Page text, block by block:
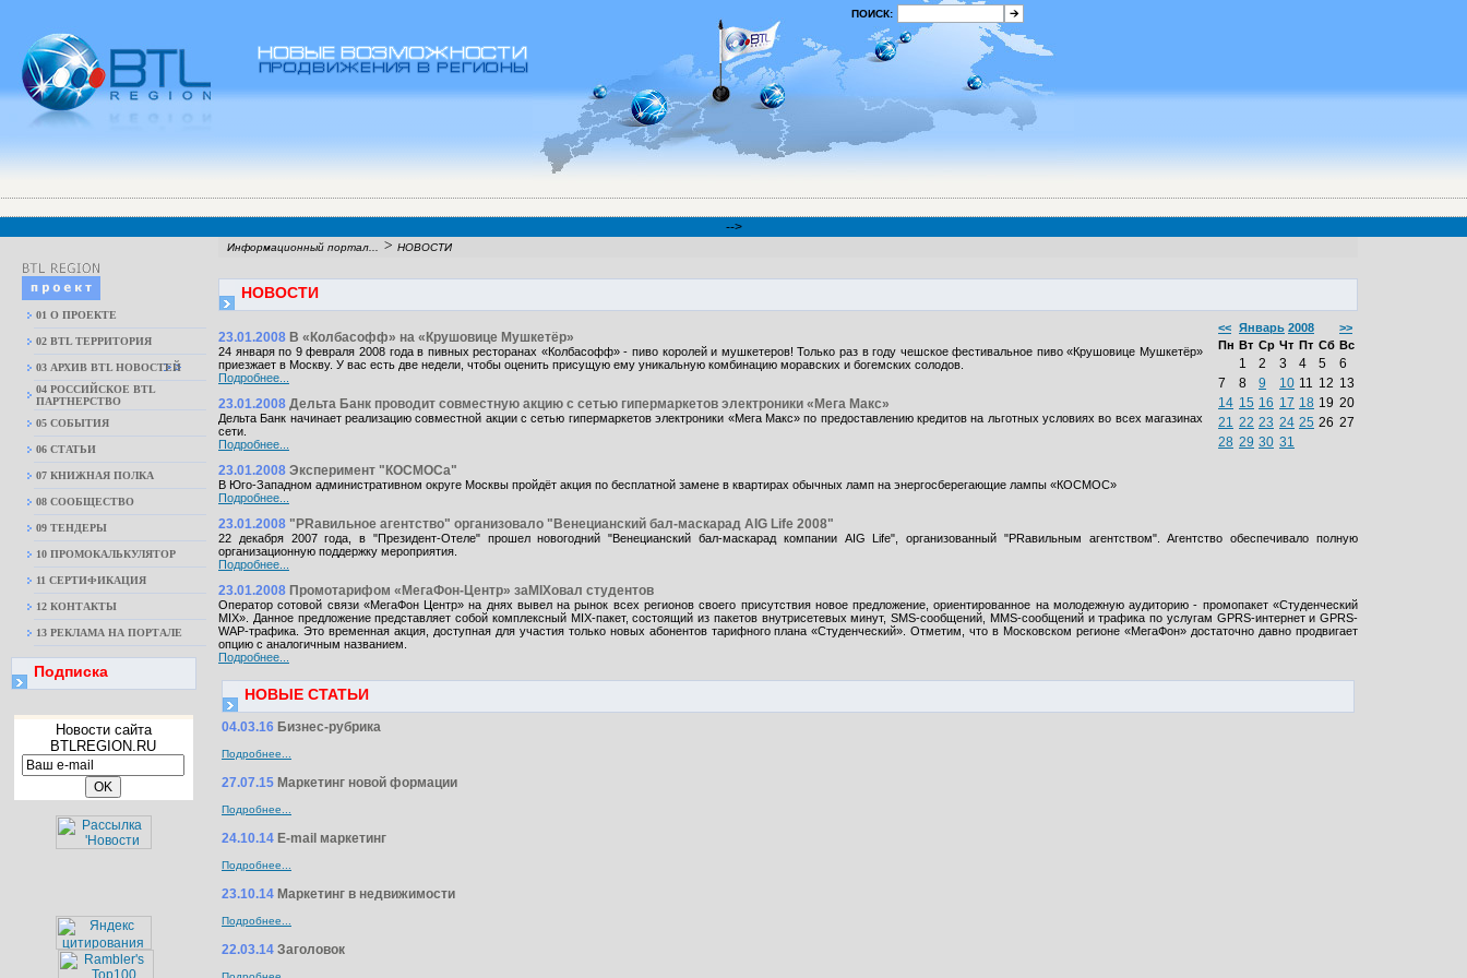
ПОИСК:
-->
Информационный портал... > НОВОСТИ
01 О ПРОЕКТЕ
02 BTL ТЕРРИТОРИЯ
03 АРХИВ BTL НОВОСТЕЙ
04 РОССИЙСКОЕ BTL
ПАРТНЕРСТВО
05 СОБЫТИЯ
06 СТАТЬИ
07 КНИЖНАЯ ПОЛКА
08 CООБЩЕСТВО
09 ТЕНДЕРЫ
10 ПРОМОКАЛЬКУЛЯТОР
11 СЕРТИФИКАЦИЯ
12 КОНТАКТЫ
13 РЕКЛАМА НА ПОРТАЛЕ
Подписка
Новости сайта
BTLREGION.RU
НОВОСТИ
<< Январь 2008
>>
Пн Вт Ср Чт Пт Сб Вс
1 2 3 4 5
6
7
8 9 10 11 12 13
14 15 16 17 18 19 20
21 22 23 24 25 26 27
28 29 30 31
23.01.2008 В «Колбасофф» на «Крушовице Мушкетёр»
24 января по 9 февраля 2008 года в пивных ресторанах «Колбасофф» - пиво королей и мушкетеров! Только раз в году чешское фестивальное пиво «Крушовице Мушкетёр»
приезжает в Москву. У вас есть две недели, чтобы оценить присущую ему уникальную комбинацию моравских и богемских солодов.
Подробнее...
23.01.2008 Дельта Банк проводит совместную акцию с сетью гипермаркетов электроники «Мега Макс»
Дельта Банк начинает реализацию совместной акции с сетью гипермаркетов электроники «Мега Макс» по предоставлению кредитов на льготных условиях во всех магазинах
сети.
Подробнее...
23.01.2008 Эксперимент "КОСМОСа"
В Юго-Западном административном округе Москвы пройдёт акция по бесплатной замене в квартирах обычных ламп на энергосберегающие лампы «КОСМОС»
Подробнее...
23.01.2008 "PRавильное агентство" организовало "Венецианский бал-маскарад AIG Life 2008"
22 декабря 2007 года, в "Президент-Отеле" прошел новогодний "Венецианский бал-маскарад компании AIG Life", организованный "PRавильным агентством". Агентство обеспечивало полную
организационную поддержку мероприятия.
Подробнее...
23.01.2008 Промотарифом «МегаФон-Центр» заMIXовал студентов
Оператор сотовой связи «МегаФон Центр» на днях вывел на рынок всех регионов своего присутствия новое предложение, ориентированное на молодежную аудиторию - промопакет «Студенческий
MIX». Данное предложение представляет собой комплексный MIX-пакет, состоящий из пакетов внутрисетевых минут, SMS-сообщений, MMS-сообщений и трафика по услугам GPRS-интернет и GPRS-
WAP-трафика. Это временная акция, доступная для участия только новых абонентов тарифного плана «Студенческий». Отметим, что в Московском регионе «МегаФон» достаточно давно продвигает
опцию с аналогичным названием.
Подробнее...
НОВЫЕ СТАТЬИ
04.03.16 Бизнес-рубрика
Подробнее...
27.07.15 Маркетинг новой формации
Подробнее...
24.10.14 E-mail маркетинг
Подробнее...
23.10.14 Маркетинг в недвижимости
Подробнее...
22.03.14 Заголовок